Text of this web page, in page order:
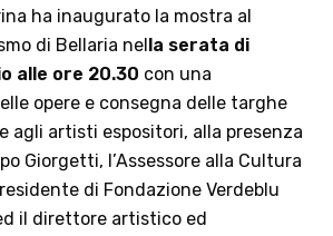
ha inaugurato la mostra al
di Bellaria nel la serata di
alle ore 20.30 con una
opere e consegna delle targhe
agli artisti espositori, alla presenza
Giorgetti, l’Assessore alla Cultura
di Fondazione Verdeblu
il direttore artistico ed